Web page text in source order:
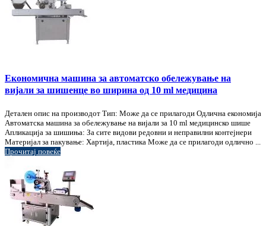
Економична машина за автоматско обележување на
вијали за шишенце во ширина од 10 ml медицина
Детален опис на производот Тип: Може да се прилагоди Одлична економија
Автоматска машина за обележување на вијали за 10 ml медицинско шише
Апликација за шишиња: За сите видови редовни и неправилни контејнери
Материјал за пакување: Хартија, пластика Може да се прилагоди одлично ...
Прочитај повеќе